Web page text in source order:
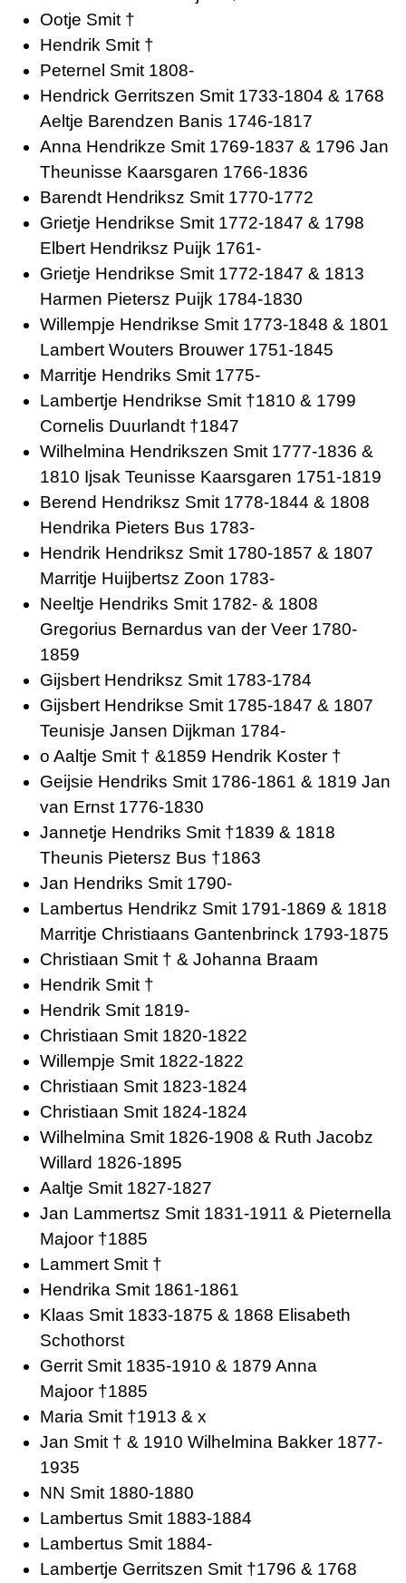
Ootje Smit †
Hendrik Smit †
Peternel Smit 1808-
Hendrick Gerritszen Smit 1733-1804 & 1768
Aeltje Barendzen Banis 1746-1817
Anna Hendrikze Smit 1769-1837 & 1796 Jan
Theunisse Kaarsgaren 1766-1836
Barendt Hendriksz Smit 1770-1772
Grietje Hendrikse Smit 1772-1847 & 1798
Elbert Hendriksz Puijk 1761-
Grietje Hendrikse Smit 1772-1847 & 1813
Harmen Pietersz Puijk 1784-1830
Willempje Hendrikse Smit 1773-1848 & 1801
Lambert Wouters Brouwer 1751-1845
Marritje Hendriks Smit 1775-
Lambertje Hendrikse Smit †1810 & 1799
Cornelis Duurlandt †1847
Wilhelmina Hendrikszen Smit 1777-1836 &
1810 Ijsak Teunisse Kaarsgaren 1751-1819
Berend Hendriksz Smit 1778-1844 & 1808
Hendrika Pieters Bus 1783-
Hendrik Hendriksz Smit 1780-1857 & 1807
Marritje Huijbertsz Zoon 1783-
Neeltje Hendriks Smit 1782- & 1808
Gregorius Bernardus van der Veer 1780-
1859
Gijsbert Hendriksz Smit 1783-1784
Gijsbert Hendrikse Smit 1785-1847 & 1807
Teunisje Jansen Dijkman 1784-
o Aaltje Smit † &1859 Hendrik Koster †
Geijsie Hendriks Smit 1786-1861 & 1819 Jan
van Ernst 1776-1830
Jannetje Hendriks Smit †1839 & 1818
Theunis Pietersz Bus †1863
Jan Hendriks Smit 1790-
Lambertus Hendrikz Smit 1791-1869 & 1818
Marritje Christiaans Gantenbrinck 1793-1875
Christiaan Smit † & Johanna Braam
Hendrik Smit †
Hendrik Smit 1819-
Christiaan Smit 1820-1822
Willempje Smit 1822-1822
Christiaan Smit 1823-1824
Christiaan Smit 1824-1824
Wilhelmina Smit 1826-1908 & Ruth Jacobz
Willard 1826-1895
Aaltje Smit 1827-1827
Jan Lammertsz Smit 1831-1911 & Pieternella
Majoor †1885
Lammert Smit †
Hendrika Smit 1861-1861
Klaas Smit 1833-1875 & 1868 Elisabeth
Schothorst
Gerrit Smit 1835-1910 & 1879 Anna
Majoor †1885
Maria Smit †1913 & x
Jan Smit † & 1910 Wilhelmina Bakker 1877-
1935
NN Smit 1880-1880
Lambertus Smit 1883-1884
Lambertus Smit 1884-
Lambertje Gerritszen Smit †1796 & 1768